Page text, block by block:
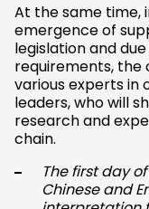
At the same time,
emergence of
legislation and
requirements, the
various experts
leaders, who will
research and
chain.
The first day
Chinese and